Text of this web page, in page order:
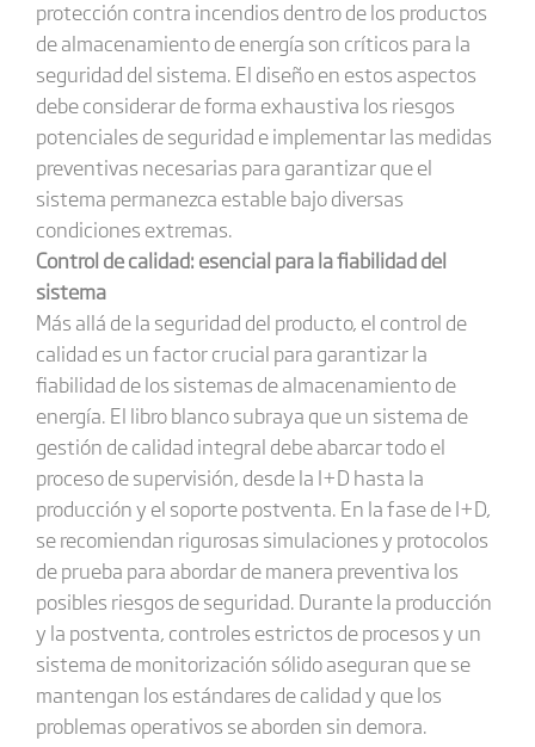
protección contra incendios dentro de los productos
de almacenamiento de energía son críticos para la
seguridad del sistema. El diseño en estos aspectos
debe considerar de forma exhaustiva los riesgos
potenciales de seguridad e implementar las medidas
preventivas necesarias para garantizar que el
sistema permanezca estable bajo diversas
condiciones extremas.
Control de calidad: esencial para la fiabilidad del
sistema
Más allá de la seguridad del producto, el control de
calidad es un factor crucial para garantizar la
fiabilidad de los sistemas de almacenamiento de
energía. El libro blanco subraya que un sistema de
gestión de calidad integral debe abarcar todo el
proceso de supervisión, desde la I+D hasta la
producción y el soporte postventa. En la fase de I+D,
se recomiendan rigurosas simulaciones y protocolos
de prueba para abordar de manera preventiva los
posibles riesgos de seguridad. Durante la producción
y la postventa, controles estrictos de procesos y un
sistema de monitorización sólido aseguran que se
mantengan los estándares de calidad y que los
problemas operativos se aborden sin demora.